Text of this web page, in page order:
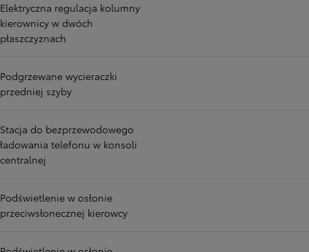
Elektryczna regulacja kolumny
kierownicy w dwóch
płaszczyznach
Podgrzewane wycieraczki
przedniej szyby
Stacja do bezprzewodowego
ładowania telefonu w konsoli
centralnej
Podświetlenie w osłonie
przeciwsłonecznej kierowcy